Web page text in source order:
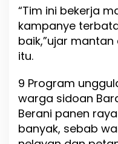
“Tim ini bekerja
kampanye
baik,”ujar mantan
itu.
9 Program
warga sidoan
Berani panen
banyak, sebab